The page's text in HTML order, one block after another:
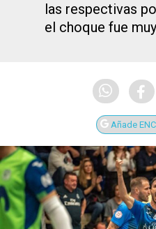
las respectivas
el choque fue
Añade